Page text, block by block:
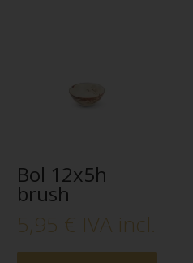
Bol 12x5h
brush
5,95 € IVA incl.